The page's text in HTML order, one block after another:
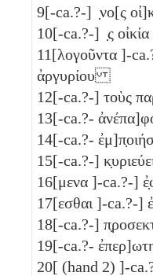
9[-ca.?-] ̣νο[ς
10[-ca.?-] ̣ς οἰκία
11[λογοῦντα ]-
ἀργυρίου
12[-ca.?-] τοὺς
13[-ca.?-
14[-ca.?-
15[-ca.?-]
16[μενα ]-ca.?-]
17[εσθαι ]-ca.?-
18[-ca.?-]
19[-ca.?-
20[ (hand 2) ]-